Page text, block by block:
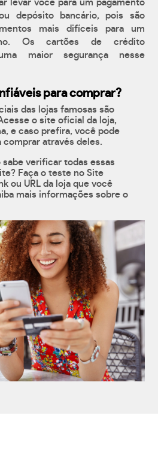
levar você para um pagamento
depósito bancário, pois são
mais difíceis para um
Os cartões de crédito
maior segurança nesse
para comprar?
das lojas famosas são
o site oficial da loja,
e caso prefira, você pode
comprar através deles.
sabe verificar todas essas
Faça o teste no Site
ou URL da loja que você
mais informações sobre o